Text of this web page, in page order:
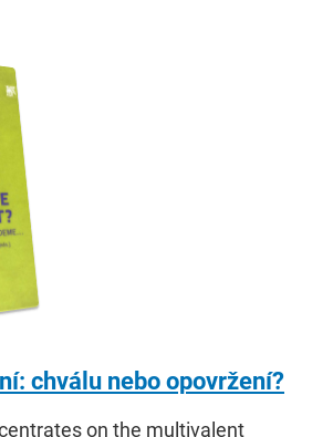
chválu nebo opovržení?
on the multivalent